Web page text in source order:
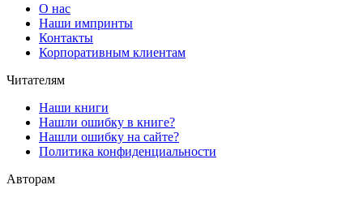
О нас
Наши импринты
Контакты
Корпоративным клиентам
Читателям
Наши книги
Нашли ошибку в книге?
Нашли ошибку на сайте?
Политика конфиденциальности
Авторам